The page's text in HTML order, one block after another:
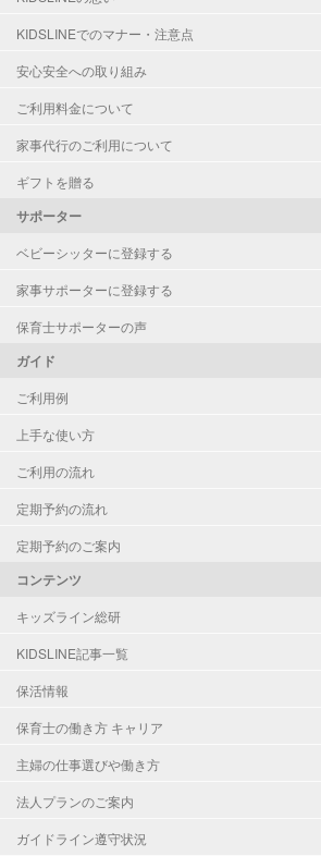
KIDSLINEでのマナー・注意点
安心安全への取り組み
ご利用料金について
家事代行のご利用について
ギフトを贈る
サポーター
ベビーシッターに登録する
家事サポーターに登録する
保育士サポーターの声
ガイド
ご利用例
上手な使い方
ご利用の流れ
定期予約の流れ
定期予約のご案内
コンテンツ
キッズライン総研
KIDSLINE記事一覧
保活情報
保育士の働き方 キャリア
主婦の仕事選びや働き方
法人プランのご案内
ガイドライン遵守状況